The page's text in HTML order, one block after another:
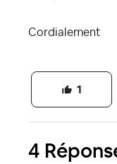
Cordialement
1
4